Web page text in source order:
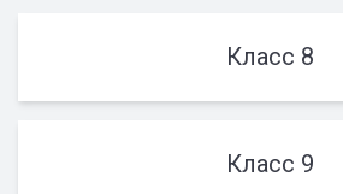
Класс 8
Класс 9